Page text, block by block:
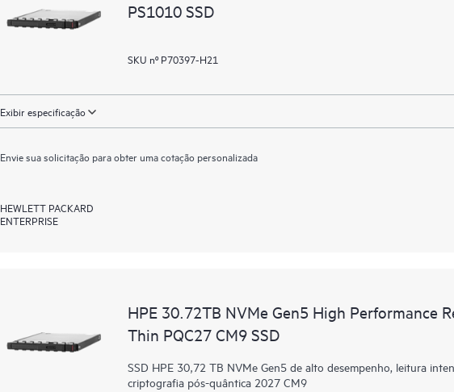
PS1010 SSD
SKU nº P70397-H21
Exibir especificação
Envie sua solicitação para obter uma cotação personalizada
HEWLETT PACKARD
ENTERPRISE
HPE 30.72TB NVMe Gen5 High Performance
Thin PQC27 CM9 SSD
SSD HPE 30,72 TB NVMe Gen5 de alto desempenho, leitura
criptografia pós-quântica 2027 CM9